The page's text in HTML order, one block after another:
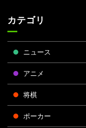
カテゴリ
ニュース
アニメ
将棋
ポーカー